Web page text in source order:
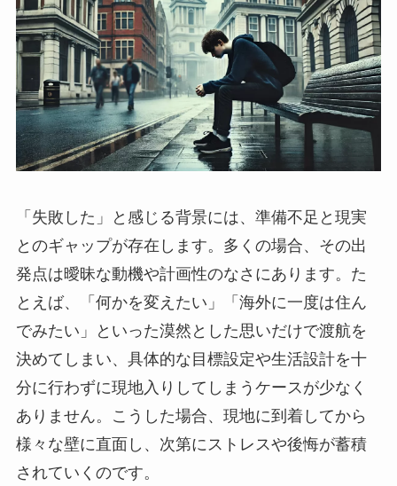
「失敗した」と感じる背景には、準備不足と現実
とのギャップが存在します。多くの場合、その出
発点は曖昧な動機や計画性のなさにあります。た
とえば、「何かを変えたい」「海外に一度は住ん
でみたい」といった漠然とした思いだけで渡航を
決めてしまい、具体的な目標設定や生活設計を十
分に行わずに現地入りしてしまうケースが少なく
ありません。こうした場合、現地に到着してから
様々な壁に直面し、次第にストレスや後悔が蓄積
されていくのです。